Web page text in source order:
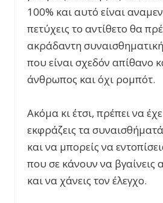
100% και αυτό είναι
πετύχεις το αντίθετο θα
ακράδαντη
που είναι σχεδόν απίθανο
άνθρωπος και όχι ρομπότ.
Ακόμα κι έτσι, πρέπει να
εκφράζεις τα
και να μπορείς να
που σε κάνουν να
και να χάνεις τον έλεγχο.